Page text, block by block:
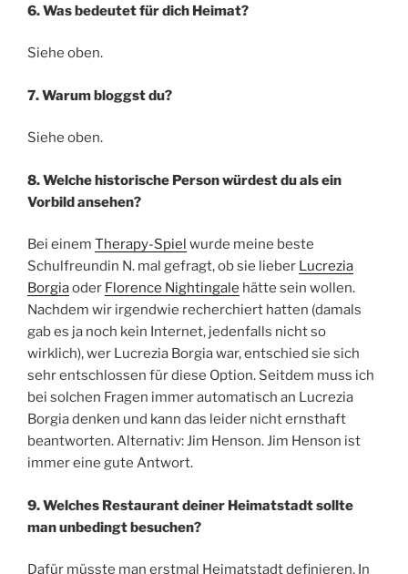
6. Was bedeutet für dich Heimat?
Siehe oben.
7. Warum bloggst du?
Siehe oben.
8. Welche historische Person würdest du als ein
Vorbild ansehen?
Bei einem Therapy-Spiel wurde meine beste
Schulfreundin N. mal gefragt, ob sie lieber Lucrezia
Borgiaoder Florence Nightingale hätte sein wollen.
Nachdem wir irgendwie recherchiert hatten (damals
gab es ja noch kein Internet, jedenfalls nicht so
wirklich), wer Lucrezia Borgia war, entschied sie sich
sehr entschlossen für diese Option. Seitdem muss ich
bei solchen Fragen immer automatisch an Lucrezia
Borgia denken und kann das leider nicht ernsthaft
beantworten. Alternativ: Jim Henson. Jim Henson ist
immer eine gute Antwort.
9. Welches Restaurant deiner Heimatstadt sollte
man unbedingt besuchen?
Dafür müsste man erstmal Heimatstadt definieren. In